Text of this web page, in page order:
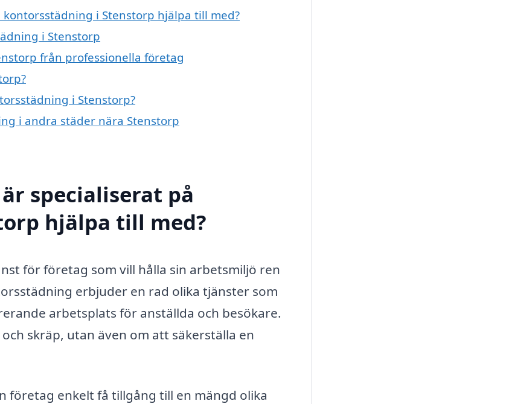
i Stenstorp hjälpa till med?
i Stenstorp
från professionella företag
i Stenstorp?
i andra städer nära Stenstorp
specialiserat på
hjälpa till med?
för företag som vill hålla sin arbetsmiljö ren
erbjuder en rad olika tjänster som
arbetsplats för anställda och besökare.
skräp, utan även om att säkerställa en
företag enkelt få tillgång till en mängd olika